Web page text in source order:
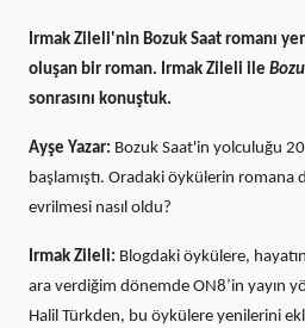
Irmak Zileli'nin Bozuk Saat romanı
oluşan bir roman. Irmak Zileli ile
sonrasını konuştuk.
Ayşe Yazar: Bozuk Saat'in yolculuğu
başlamıştı. Oradaki öykülerin
evrilmesi nasıl oldu?
Irmak Zileli: Blogdaki öykülere,
ara verdiğim dönemde ON8’in yayın
Halil Türkden, bu öykülere yenilerini